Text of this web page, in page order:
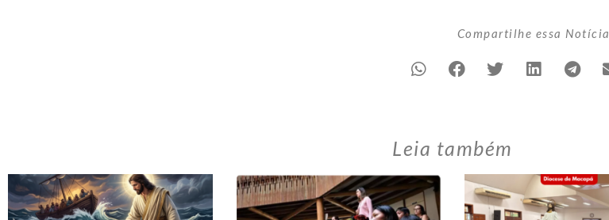
Compartilhe essa Notícia
Leia também